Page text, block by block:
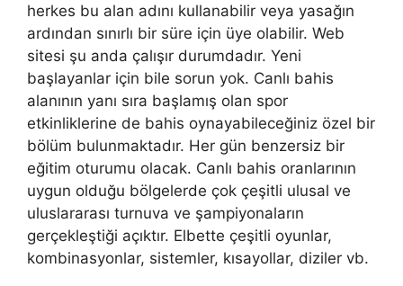
herkes bu alan adını kullanabilir veya yasağın
ardından sınırlı bir süre için üye olabilir. Web
sitesi şu anda çalışır durumdadır. Yeni
başlayanlar için bile sorun yok. Canlı bahis
alanının yanı sıra başlamış olan spor
etkinliklerine de bahis oynayabileceğiniz özel bir
bölüm bulunmaktadır. Her gün benzersiz bir
eğitim oturumu olacak. Canlı bahis oranlarının
uygun olduğu bölgelerde çok çeşitli ulusal ve
uluslararası turnuva ve şampiyonaların
gerçekleştiği açıktır. Elbette çeşitli oyunlar,
kombinasyonlar, sistemler, kısayollar, diziler vb.